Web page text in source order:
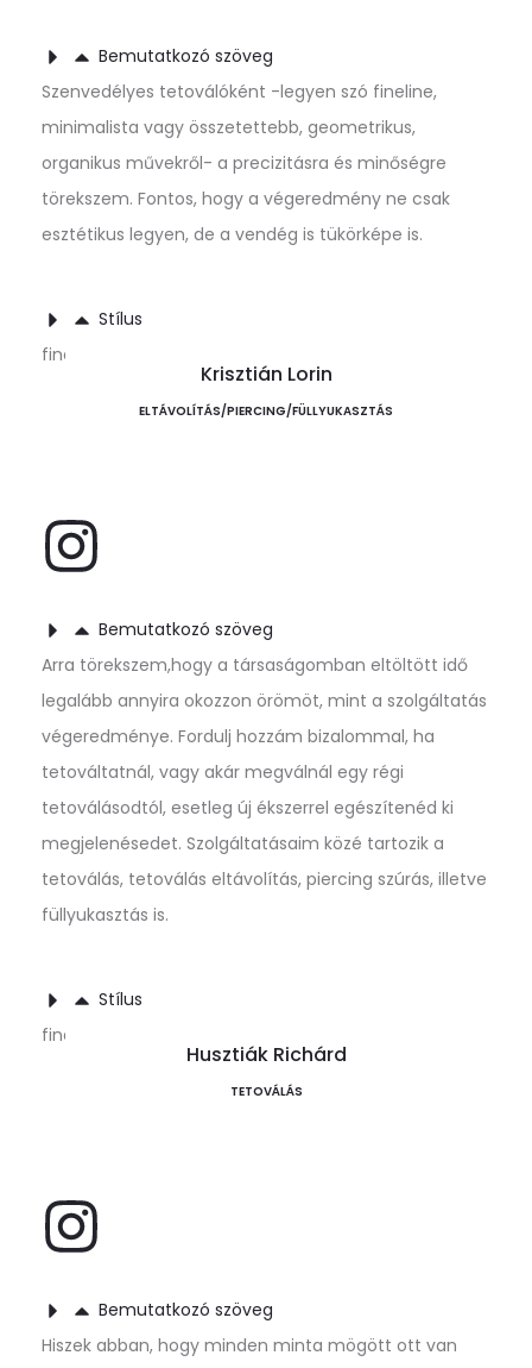
Bemutatkozó szöveg
Szenvedélyes tetoválóként -legyen szó fineline,
minimalista vagy összetettebb, geometrikus,
organikus művekről- a precizitásra és minőségre
törekszem. Fontos, hogy a végeredmény ne csak
esztétikus legyen, de a vendég is tükörképe is.
Stílus
fineline, minimál, geometrikus, organikus
Krisztián Lorin
ELTÁVOLÍTÁS/PIERCING/FÜLLYUKASZTÁS
Bemutatkozó szöveg
Arra törekszem,hogy a társaságomban eltöltött idő
legalább annyira okozzon örömöt, mint a szolgáltatás
végeredménye. Fordulj hozzám bizalommal, ha
tetováltatnál, vagy akár megválnál egy régi
tetoválásodtól, esetleg új ékszerrel egészítenéd ki
megjelenésedet. Szolgáltatásaim közé tartozik a
tetoválás, tetoválás eltávolítás, piercing szúrás, illetve
füllyukasztás is.
Stílus
fineline, minimal
Husztiák Richárd
TETOVÁLÁS
Bemutatkozó szöveg
Hiszek abban, hogy minden minta mögött ott van